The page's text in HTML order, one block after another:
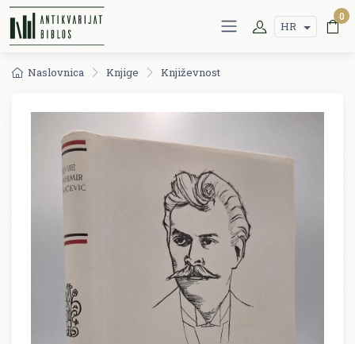
HR
0
Naslovnica Knjige Književnost